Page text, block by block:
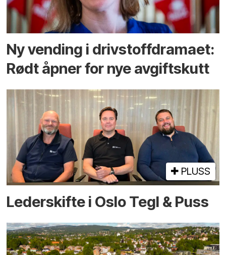
Ny vending i drivstoffdramaet:
Rødt åpner for nye avgiftskutt
PLUSS
Lederskifte i Oslo Tegl & Puss